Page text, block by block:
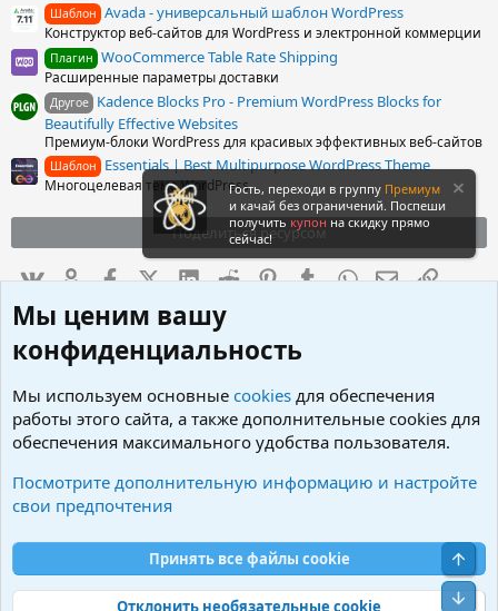
Шаблон Avada - универсальный шаблон WordPress
Конструктор веб-сайтов для WordPress и электронной коммерции
Плагин WooCommerce Table Rate Shipping
Расширенные параметры доставки
Другое Kadence Blocks Pro - Premium WordPress Blocks for
Beautifully Effective Websites
Премиум-блоки WordPress для красивых эффективных веб-сайтов
Шаблон Essentials | Best Multipurpose WordPress Theme
Многоцелевая тема WordPress
Поделиться ресурсом
ВконтактеОдноклассники
FacebookX (Twitter)
LinkedIn
RedditPinterestTumblrWhatsAppСсылка
Похожие ресурсы
Скрипт
PayEscrow – Online Payment
Processing Service PHP Script v3.0
Online Payment Processing Service PHP Script
0
0
з
в
ё
Гость, переходи в группу Премиум
и качай без ограничений. Поспеши
получить купон на скидку прямо
сейчас!
Мы ценим вашу
конфиденциальность
Мы используем основные cookies для обеспечения
работы этого сайта, а также дополнительные cookies для
обеспечения максимального удобства пользователя.
Посмотрите дополнительную информацию и настройте
свои предпочтения
Принять все файлы cookie
Отклонить необязательные cookie